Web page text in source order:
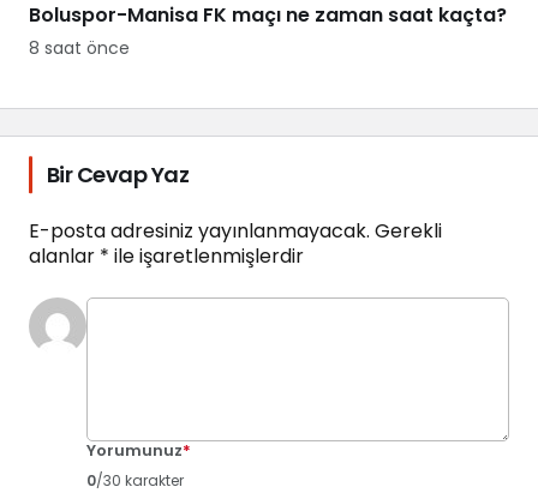
Boluspor-Manisa FK maçı ne zaman saat kaçta?
8 saat önce
Bir Cevap Yaz
E-posta adresiniz yayınlanmayacak. Gerekli
alanlar * ile işaretlenmişlerdir
Yorumunuz*
0/30 karakter